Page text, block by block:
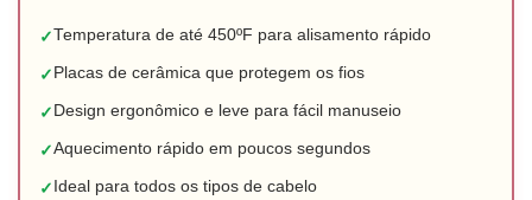
✓Temperatura de até 450ºF para alisamento rápido
✓ Placas de cerâmica que protegem os fios
✓ Design ergonômico e leve para fácil manuseio
✓Aquecimento rápido em poucos segundos
✓ Ideal para todos os tipos de cabelo